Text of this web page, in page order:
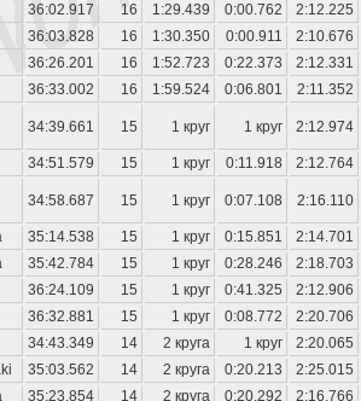
36:02.917 16 1:29.439 0:00.762 2:12.225
36:03.828 16 1:30.350 0:00.911 2:10.676
36:26.201 16 1:52.723 0:22.373 2:12.331
36:33.002 16 1:59.524 0:06.801 2:11.352
34:39.661 15 1 круг 1 круг 2:12.974
34:51.579 15 1 круг 0:11.918 2:12.764
34:58.687 15 1 круг 0:07.108 2:16.110
35:14.538 15 1 круг 0:15.851 2:14.701
35:42.784 15 1 круг 0:28.246 2:18.703
36:24.109 15 1 круг 0:41.325 2:12.906
36:32.881 15 1 круг 0:08.772 2:20.706
34:43.349 14 2 круга 1 круг 2:20.065
35:03.562 14 2 круга 0:20.213 2:25.015
35:23.854 14 2 круга 0:20.292 2:16.766